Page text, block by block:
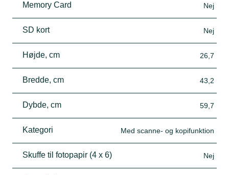
Memory Card Nej
SD kort Nej
Højde, cm 26,7
Bredde, cm 43,2
Dybde, cm 59,7
Kategori Med scanne- og kopifunktion
Skuffe til fotopapir (4 x 6) Nej